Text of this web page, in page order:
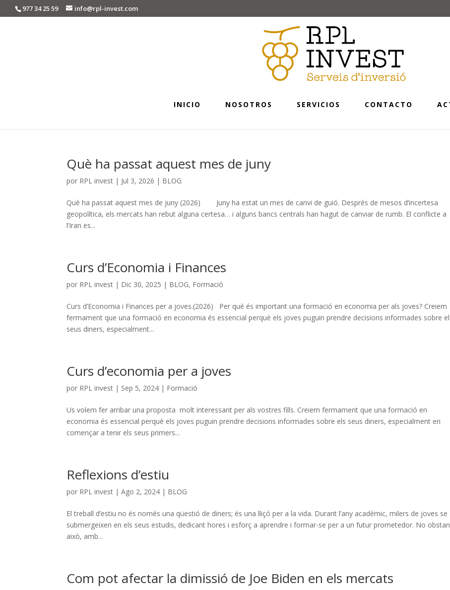
977 34 25 59 info@rpl-invest.com
INICIO NOSOTROS SERVICIOS CONTACTO
Què ha passat aquest mes de juny
por RPL invest | Jul 3, 2026 | BLOG
Què ha passat aquest mes de juny (2026) Juny ha estat un mes de canvi de guió. Després de mesos d’incertesa
geopolítica, els mercats han rebut alguna certesa… i alguns bancs centrals han hagut de canviar de rumb. El conflicte a
l’Iran es...
Curs d’Economia i Finances
por RPL invest | Dic 30, 2025 | BLOG, Formació
Curs d’Economia i Finances per a joves.(2026) Per què és important una formació en economia per als joves? Creiem
fermament que una formació en economia és essencial perquè els joves puguin prendre decisions informades sobre
seus diners, especialment...
Curs d’economia per a joves
por RPL invest | Sep 5, 2024 | Formació
Us volem fer arribar una proposta molt interessant per als vostres fills. Creiem fermament que una formació en
economia és essencial perquè els joves puguin prendre decisions informades sobre els seus diners, especialment en
començar a tenir els seus primers...
Reflexions d’estiu
por RPL invest |Ago 2, 2024 | BLOG
El treball d’estiu no és només una qüestió de diners; és una lliçó per a la vida. Durant l’any acadèmic, milers de joves se
submergeixen en els seus estudis, dedicant hores i esforç a aprendre i formar-se per a un futur prometedor. No
això, amb...
Com pot afectar la dimissió de Joe Biden en els mercats